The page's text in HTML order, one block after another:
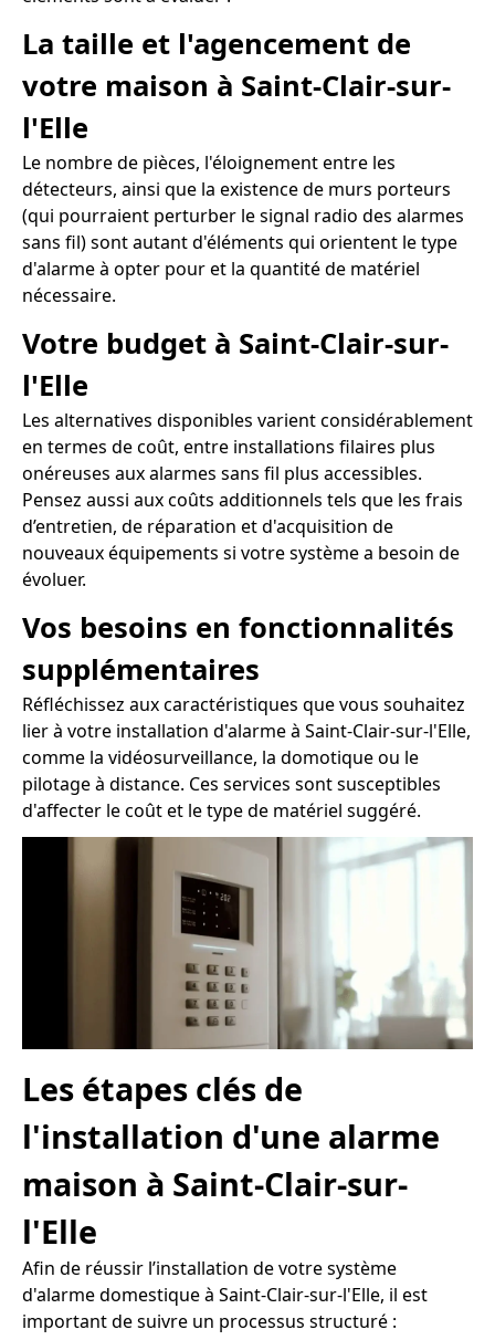
La taille et l'agencement de
votre maison à Saint-Clair-sur-
l'Elle
Le nombre de pièces, l'éloignement entre les
détecteurs, ainsi que la existence de murs porteurs
(qui pourraient perturber le signal radio des alarmes
sans fil) sont autant d'éléments qui orientent le type
d'alarme à opter pour et la quantité de matériel
nécessaire.
Votre budget à Saint-Clair-sur-
l'Elle
Les alternatives disponibles varient considérablement
en termes de coût, entre installations filaires plus
onéreuses aux alarmes sans fil plus accessibles.
Pensez aussi aux coûts additionnels tels que les frais
d’entretien, de réparation et d'acquisition de
nouveaux équipements si votre système a besoin de
évoluer.
Vos besoins en fonctionnalités
supplémentaires
Réfléchissez aux caractéristiques que vous souhaitez
lier à votre installation d'alarme à Saint-Clair-sur-l'Elle,
comme la vidéosurveillance, la domotique ou le
pilotage à distance. Ces services sont susceptibles
d'affecter le coût et le type de matériel suggéré.
Les étapes clés de
l'installation d'une alarme
maison à Saint-Clair-sur-
l'Elle
Afin de réussir l’installation de votre système
d'alarme domestique à Saint-Clair-sur-l'Elle, il est
important de suivre un processus structuré :